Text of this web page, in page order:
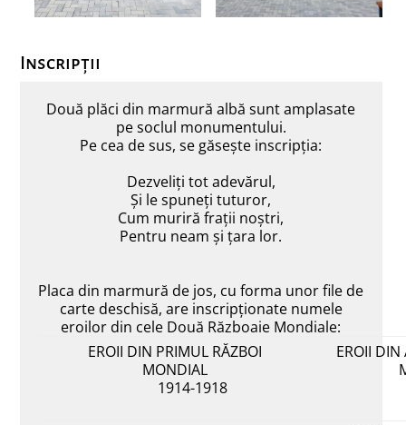
Inscripții
Două plăci din marmură albă sunt amplasate
pe soclul monumentului.
Pe cea de sus, se găsește inscripția:
Dezveliți tot adevărul,
Și le spuneți tuturor,
Cum muriră frații noștri,
Pentru neam și țara lor.
Placa din marmură de jos, cu forma unor file de
carte deschisă, are inscripționate numele
eroilor din cele Două Războaie Mondiale:
EROII DIN PRIMUL RĂZBOI
MONDIAL
1914-1918
EROII DIN